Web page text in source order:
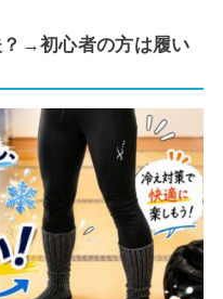
？→初心者の方は履い